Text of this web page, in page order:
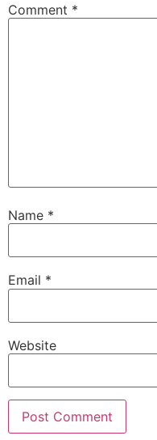
Comment *
Name *
Email *
Website